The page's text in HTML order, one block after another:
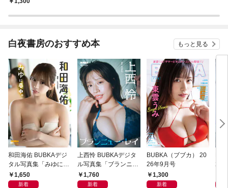
白夜書房のおすすめ本 もっと見る
和田海佑 BUBKAデジ
タル写真集「みゆに夢
中。」
1,650
新着
上西怜 BUBKAデジタ
ル写真集「ブランニュ
ー・レイ」
1,760
新着
BUBKA（ブブカ） 20
26年9月号
1,300
新着
26